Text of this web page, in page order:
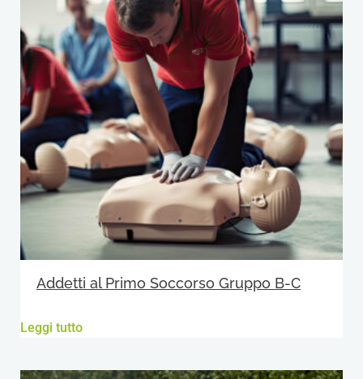
Addetti al Primo Soccorso Gruppo B-C
Leggi tutto